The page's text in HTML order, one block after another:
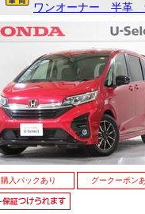
ワンオーナー 半革
購入パックあり グークーポン